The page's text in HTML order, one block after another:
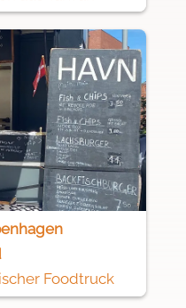
Foodtruck